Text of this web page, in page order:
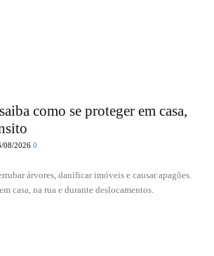
como se proteger em casa,
08/2026 0
árvores, danificar imóveis e causar apagões.
casa, na rua e durante deslocamentos.